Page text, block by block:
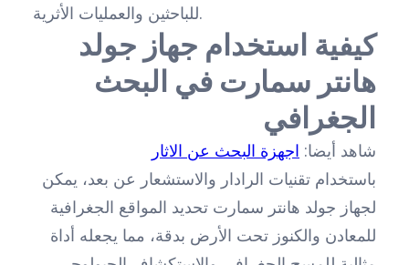
للباحثين والعمليات الأثرية.
كيفية استخدام جهاز جولد
هانتر سمارت في البحث
الجغرافي
شاهد أيضا: اجهزة البحث عن الاثار
باستخدام تقنيات الرادار والاستشعار عن بعد، يمكن
لجهاز جولد هانتر سمارت تحديد المواقع الجغرافية
للمعادن والكنوز تحت الأرض بدقة، مما يجعله أداة